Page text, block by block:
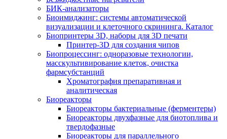
БИК-анализаторы
Биоимиджинг: системы автоматической
визуализации и клеточного скрининга. Каталог
Биопринтеры 3D, наборы для 3D печати
Принтер-3D для создания чипов
Биопроцессинг: одноразовые технологии,
масскультивирование клеток, очистка
фармсубстанций
Хроматография препаративная и
аналитическая
Биореакторы
Биореакторы бактериальные (ферментеры)
Биореакторы двухфазные для биотоплива и
твердофазные
Биореакторы для параллельного